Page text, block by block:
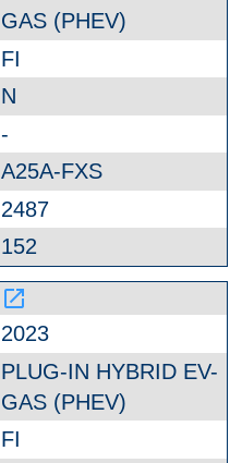
GAS (PHEV)
FI
N
-
A25A-FXS
2487
152
launch
2023
PLUG-IN HYBRID EV-
GAS (PHEV)
FI